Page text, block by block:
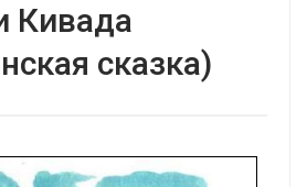
Кивада
сказка)